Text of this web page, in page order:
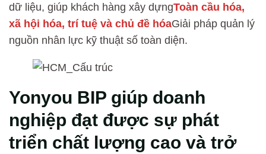
dữ liệu, giúp khách hàng xây dựngToàn cầu hóa,
xã hội hóa, trí tuệ và chủ đề hóaGiải pháp quản lý
nguồn nhân lực kỹ thuật số toàn diện.
Yonyou BIP giúp doanh
nghiệp đạt được sự phát
triển chất lượng cao và trở